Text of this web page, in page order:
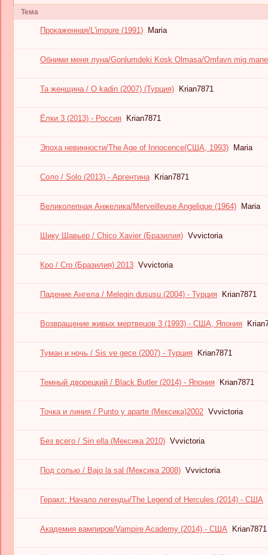
Тема
Прокаженная/L'impure (1991) Maria
Обними меня луна/Gonlumdeki Kosk Olmasa/Omfavn mig
Та женщина / O kadin (2007) (Турция) Krian7871
Ёлки 3 (2013) - Россия Krian7871
Эпоха невинности/The Age of Innocence(США, 1993) Maria
Соло / Solo (2013) - Аргентина Krian7871
Великолепная Анжелика/Merveilleuse Angelique (1964) Maria
Шику Шавьер / Chico Xavier (Бразилия) Vvvictoria
Кро / Cro (Бразилия) 2013 Vvvictoria
Падение Ангела / Melegin dususu (2004) - Турция Krian7871
Возвращение живых мертвецов 3 (1993) - США, Япония
Туман и ночь / Sis ve gece (2007) - Турция Krian7871
Темный дворецкий / Black Butler (2014) - Япония Krian7871
Точка и линия / Punto y aparte (Мексика)2002 Vvvictoria
Без всего / Sin ella (Мексика 2010) Vvvictoria
Под солью / Bajo la sal (Мексика 2008) Vvvictoria
Геракл: Начало легенды/The Legend of Hercules (2014) - США
Академия вампиров/Vampire Academy (2014) - США Krian7871